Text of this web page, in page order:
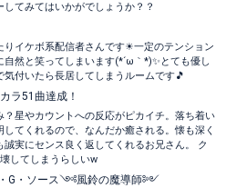
てみてはいかがでしょうか？？
りイケボ系配信者さんです☀一定のテンション
然と笑ってしまいます(*´ω｀*)✨とても優し
気付いたら長居してしまうルームです🎵
ラ51曲達成！
？星やカウントへの反応がピカイチ。落ち着い
てくれるので、なんだか癒される。懐も深く
実にセンス良く返してくれるお兄さん。 ク
してしまうらしいw
・G・ソース༺風鈴の魔導師༻